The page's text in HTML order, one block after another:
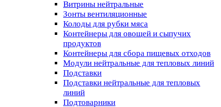
Витрины нейтральные
Зонты вентиляционные
Колоды для рубки мяса
Контейнеры для овощей и сыпучих
продуктов
Контейнеры для сбора пищевых отходов
Модули нейтральные для тепловых линий
Подставки
Подставки нейтральные для тепловых
линий
Подтоварники